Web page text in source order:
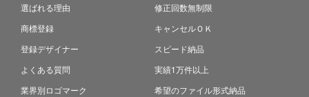
選ばれる理由
商標登録
登録デザイナー
よくある質問
業界別ロゴマーク
修正回数無制限
キャンセルＯＫ
スピード納品
実績1万件以上
希望のファイル形式納品